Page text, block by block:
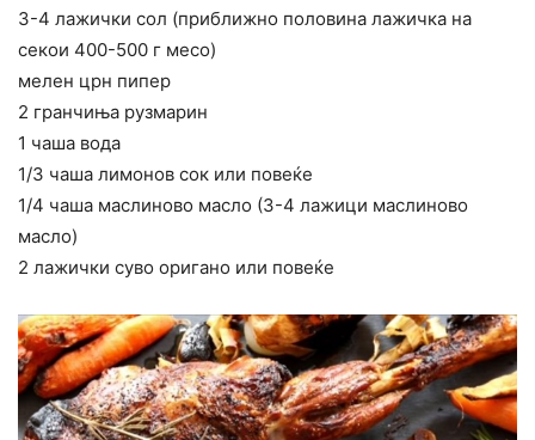
3-4 лажички сол (приближно половина лажичка на
секои 400-500 г месо)
мелен црн пипер
2 гранчиња рузмарин
1 чаша вода
1/3 чаша лимонов сок или повеќе
1/4 чаша маслиново масло (3-4 лажици маслиново
масло)
2 лажички суво оригано или повеќе